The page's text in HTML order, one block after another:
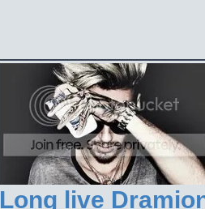
Long live